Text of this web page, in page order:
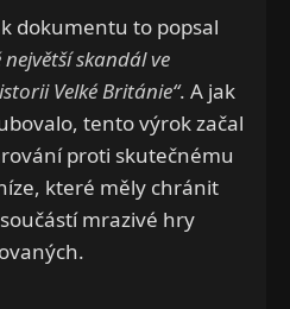
dokumentu to popsal
skandál ve
Velké Británie“. A jak
tento výrok začal
proti skutečnému
které měly chránit
mrazivé hry